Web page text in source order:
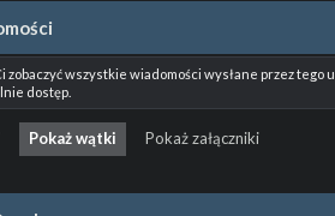
zobaczyć wszystkie wiadomości wysłane przez
dostęp.
Pokaż wątki Pokaż załączniki